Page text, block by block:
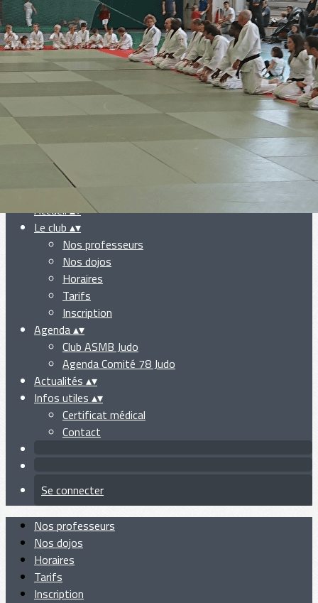
Exporter les lignes sélectionnées
Exporter toutes les colonnes
Exporter uniquement les colonnes affichées
Menu
Ajoutez un logo, un bouton, des réseaux sociaux
Cliquez pour éditer
Accueil▴▾
Le club ▴▾
Nos professeurs
Nos dojos
Horaires
Tarifs
Inscription
Agenda▴▾
Club ASMB Judo
Agenda Comité 78 Judo
Actualités ▴▾
Infos utiles ▴▾
Certificat médical
Contact
Se connecter
Nos professeurs
Nos dojos
Horaires
Tarifs
Inscription